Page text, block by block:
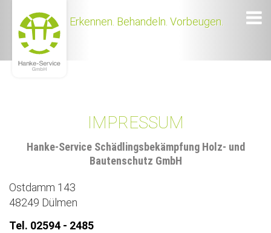
Erkennen. Behandeln. Vorbeugen.
IMPRESSUM
Hanke-Service Schädlingsbekämpfung Holz- und
Bautenschutz GmbH
Ostdamm 143
48249 Dülmen
Tel. 02594 - 2485